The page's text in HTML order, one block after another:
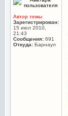
Автор темы
Зарегистрирован:
15 июл 2010,
21:43
Сообщения: 691
Откуда: Барнаул